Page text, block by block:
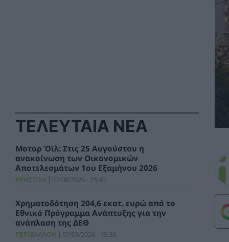
ΤΕΛΕΥΤΑΙΑ ΝΕΑ
Μοτορ Όϊλ: Στις 25 Αυγούστου η
ανακοίνωση των Οικονομικών
Αποτελεσμάτων 1ου Εξαμήνου 2026
ΧΡΗΣΤΙΚΑ 07/08/2026 - 15:40
Χρηματοδότηση 204,6 εκατ. ευρώ από το
Εθνικό Πρόγραμμα Ανάπτυξης για την
ανάπλαση της ΔΕΘ
ΠΕΡΙΒΑΛΛΟΝ 07/08/2026 - 15:36